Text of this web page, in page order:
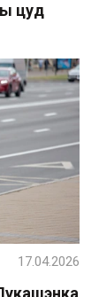
цуд
17.04.2026